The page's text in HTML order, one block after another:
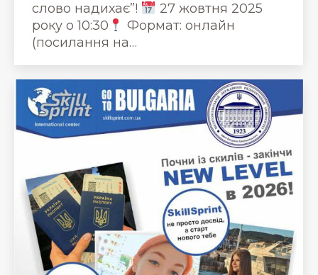
слово надихає”!
27 жовтня 2025
року о 10:30
Формат: онлайн
(посилання на…